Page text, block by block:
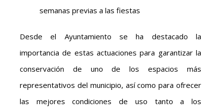
semanas previas a las fiestas
Desde el Ayuntamiento se ha destacado la
importancia de estas actuaciones para garantizar la
conservación de uno de los espacios más
representativos del municipio, así como para ofrecer
las mejores condiciones de uso tanto a los